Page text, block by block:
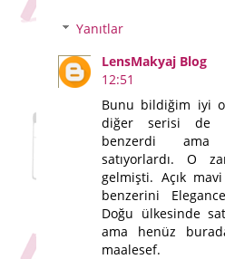
Yanıtlar
LensMakyaj Blog
12:51
Bunu bildiğim iyi
diğer serisi de
benzerdi ama
satıyorlardı. O
gelmişti. Açık
benzerini
Doğu ülkesinde
ama henüz
maalesef.